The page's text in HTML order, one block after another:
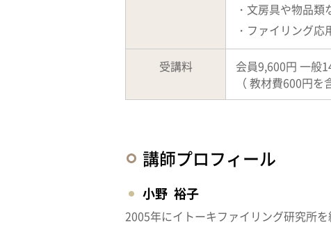
・文房具や物品
・ファイリング
受講料
会員9,600円 一般
（ 教材費600円を
講師プロフィール
小野 裕子
2005年にイトーキファイリング研究所